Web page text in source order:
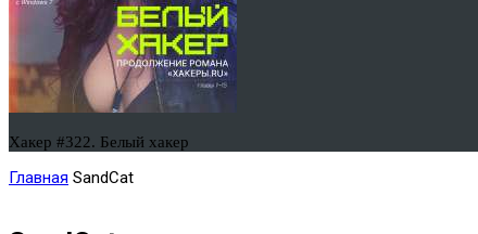
Хакер #322. Белый хакер
Главная SandCat